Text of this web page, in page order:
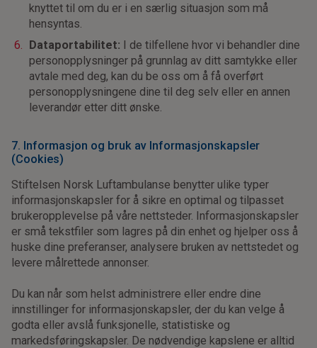
knyttet til om du er i en særlig situasjon som må
hensyntas.
Dataportabilitet:
I de tilfellene hvor vi behandler dine
personopplysninger på grunnlag av ditt samtykke eller
avtale med deg, kan du be oss om å få overført
personopplysningene dine til deg selv eller en annen
leverandør etter ditt ønske.
7. Informasjon og bruk av Informasjonskapsler
(Cookies)
Stiftelsen Norsk Luftambulanse benytter ulike typer
informasjonskapsler for å sikre en optimal og tilpasset
brukeropplevelse på våre nettsteder. Informasjonskapsler
er små tekstfiler som lagres på din enhet og hjelper oss å
huske dine preferanser, analysere bruken av nettstedet og
levere målrettede annonser.
Du kan når som helst administrere eller endre dine
innstillinger for informasjonskapsler, der du kan velge å
godta eller avslå funksjonelle, statistiske og
markedsføringskapsler. De nødvendige kapslene er alltid